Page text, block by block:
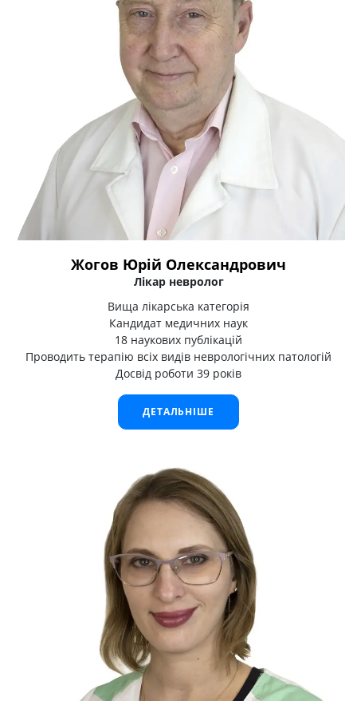
Жогов Юрій Олександрович
Лікар невролог
Вища лікарська категорія
Кандидат медичних наук
18 наукових публікацій
Проводить терапію всіх видів неврологічних патологій
Досвід роботи 39 років
ДЕТАЛЬНІШЕ